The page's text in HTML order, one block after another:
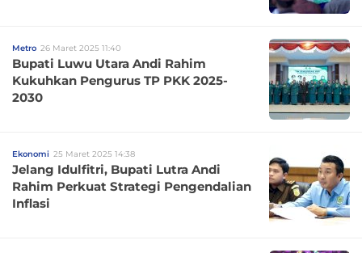
Metro 26 Maret 2025 11:40
Bupati Luwu Utara Andi Rahim
Kukuhkan Pengurus TP PKK 2025-
2030
Ekonomi 25 Maret 2025 14:38
Jelang Idulfitri, Bupati Lutra Andi
Rahim Perkuat Strategi Pengendalian
Inflasi